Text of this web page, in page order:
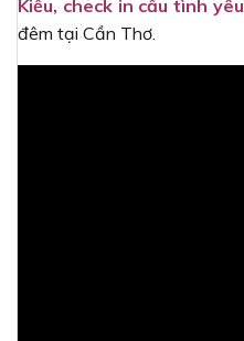
Kiều, check in cầu tình yêu
đêm tại Cần Thơ.